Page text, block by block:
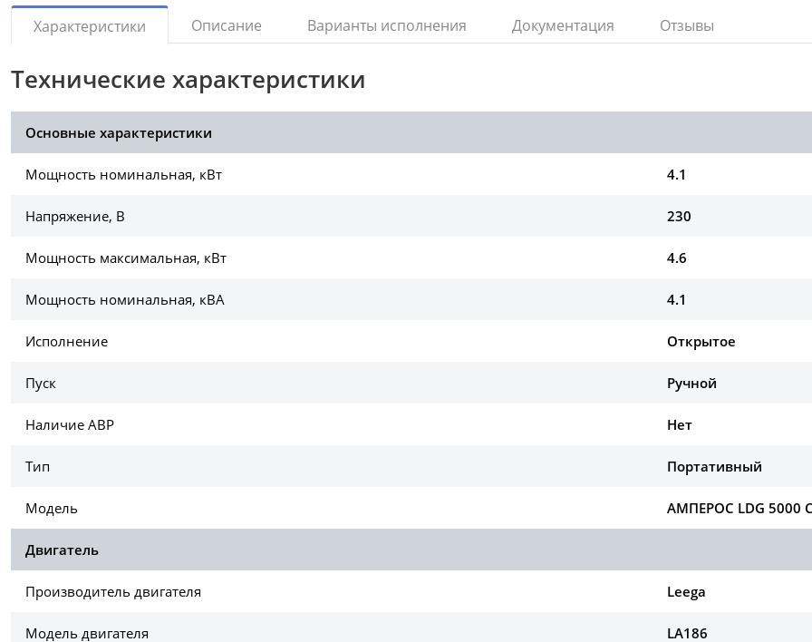
Характеристики Описание Варианты исполнения Документация Отзывы
Технические характеристики
Основные характеристики
Мощность номинальная, кВт 4.1
Напряжение, В 230
Мощность максимальная, кВт 4.6
Мощность номинальная, кВА 4.1
Исполнение Открытое
Пуск Ручной
Наличие АВР Нет
Тип Портативный
Модель АМПЕРОС LDG 5000
Двигатель
Производитель двигателя Leega
Модель двигателя LA186